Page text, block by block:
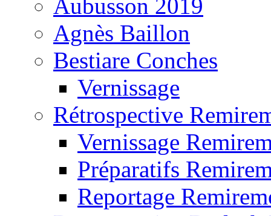
Aubusson 2019
Agnès Baillon
Bestiare Conches
Vernissage
Rétrospective
Vernissage
Préparatifs
Reportage